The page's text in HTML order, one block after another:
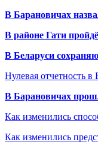
В Барановичах
В районе Гати
В Беларуси
Нулевая отчетность в
В Барановичах
Как изменились
Как изменились